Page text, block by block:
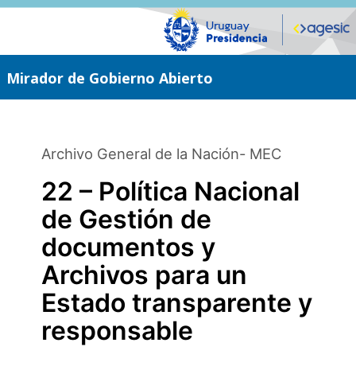
Saltar
Mirador de Gobierno Abierto
Archivo General de la Nación- MEC
22 – Política Nacional
de Gestión de
documentos y
Archivos para un
Estado transparente y
responsable